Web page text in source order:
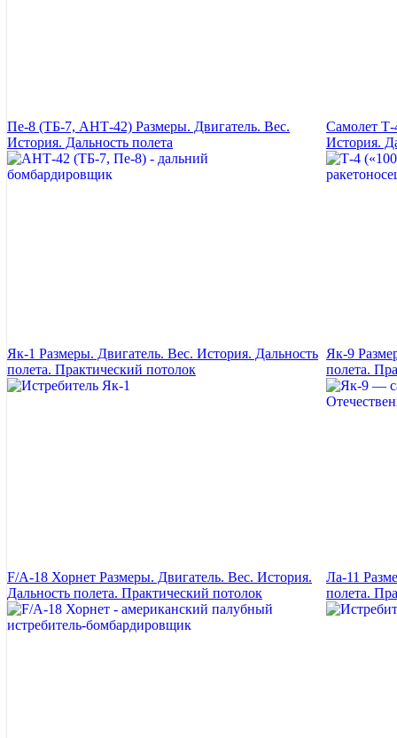
Пе-8 (ТБ-7, АНТ-42) Размеры. Двигатель. Вес.
История. Дальность полета
Самолет Т-
История.
Як-1 Размеры. Двигатель. Вес. История. Дальность
полета. Практический потолок
Як-9
полета.
F/A-18 Хорнет Размеры. Двигатель. Вес. История.
Дальность полета. Практический потолок
Ла-11
полета.